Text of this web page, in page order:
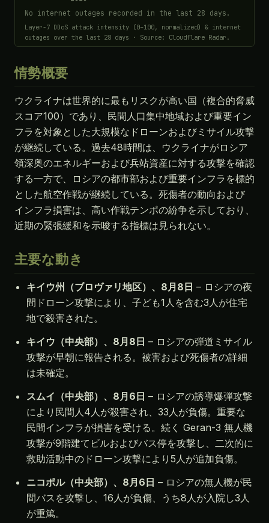
No internet outages recorded in the last 28 days.
Layer-7 DDoS attack intensity (0–100, normalized) & internet
outages over the last 28 days · Source: Cloudflare Radar.
情勢概要
ウクライナは世界的に最もリスクが高い国（複合的脅威
スコア100）であり、民間人口集中地域および重要イン
フラを対象とした大規模なドローンおよびミサイル攻撃
が継続している。過去48時間は、ウクライナがロシア
領深奥のエネルギーおよび兵站資産に対する攻撃を確認
する一方で、ロシアの都市部および重要インフラを標的
とした航空作戦が継続している。死傷者の動向および
インフラ損害は、高い作戦テンポの紛争を示しており、
近期の緊張緩和を示唆する指標は見られない。
主要な動き
キイウ州（ブロヴァリ地区）、8月8日 – ロシアの夜
間ドローン攻撃により、子ども1人を含む3人が住宅
地で殺害された。
キイウ（中央部）、8月8日 – ロシアの弾道ミサイル
攻撃が早朝に報告される。被害および死傷者の詳細
は未確定。
スムイ（中央部）、8月6日 – ロシアの誘導爆弾攻撃
により民間人4人が殺害され、33人が負傷。重要な
民間インフラが損害を受ける。続く Geran-3 無人機
攻撃が9階建てビルおよびバス停を攻撃し、二次的に
救助活動中のドローン攻撃により5人が追加負傷。
ニコポル（中央部）、8月6日 – ロシアの無人機が民
間バスを攻撃し、16人が負傷、うち8人が入院し3人
が重篤。